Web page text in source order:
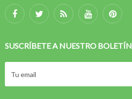
SUSCRÍBETE A NUESTRO BOLETÍN